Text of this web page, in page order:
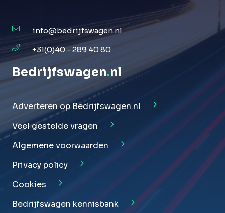
info@bedrijfswagen.nl
+31(0)40 - 289 40 80
Bedrijfswagen.nl
Adverteren op Bedrijfswagen.nl
Veel gestelde vragen
Algemene voorwaarden
Privacy policy
Cookies
Bedrijfswagen kennisbank